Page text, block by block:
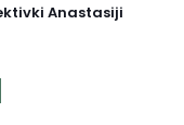
Anastasiji